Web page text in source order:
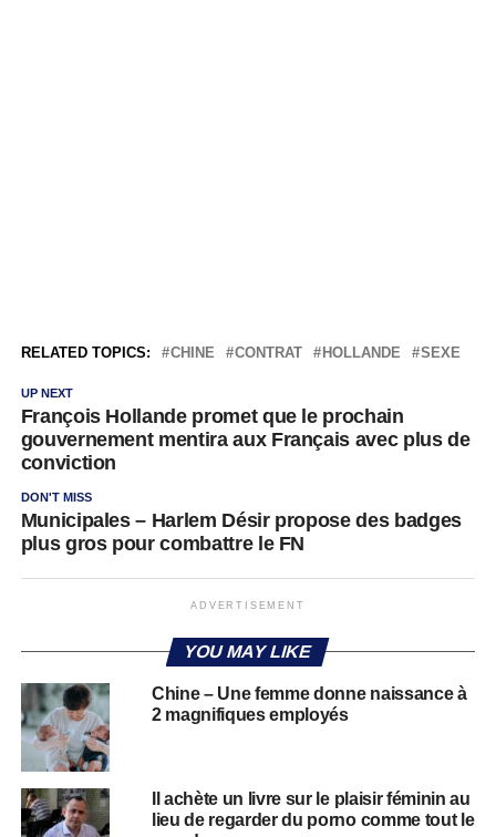
RELATED TOPICS: CHINE CONTRAT HOLLANDE SEXE
UP NEXT
François Hollande promet que le prochain
gouvernement mentira aux Français avec plus de
conviction
DON'T MISS
Municipales – Harlem Désir propose des badges
plus gros pour combattre le FN
ADVERTISEMENT
YOU MAY LIKE
Chine – Une femme donne naissance à
2 magnifiques employés
Il achète un livre sur le plaisir féminin au
lieu de regarder du porno comme tout le